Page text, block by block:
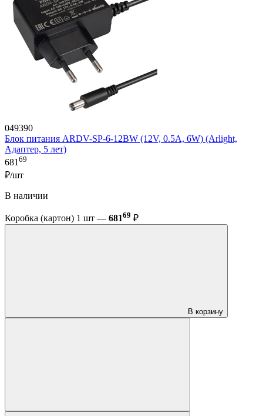
049390
Блок питания ARDV-SP-6-12BW (12V, 0.5A, 6W) (Arlight,
Адаптер, 5 лет)
68169
₽/шт
В наличии
Коробка (картон) 1 шт — 68169 ₽
В корзину